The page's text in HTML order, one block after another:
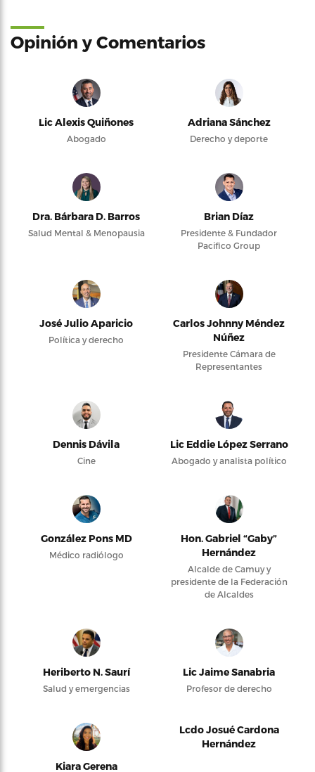
Opinión y Comentarios
Lic Alexis Quiñones
Abogado
Adriana Sánchez
Derecho y deporte
Dra. Bárbara D. Barros
Salud Mental & Menopausia
Brian Díaz
Presidente & Fundador
Pacifico Group
José Julio Aparicio
Política y derecho
Carlos Johnny Méndez
Núñez
Presidente Cámara de
Representantes
Dennis Dávila
Cine
Lic Eddie López Serrano
Abogado y analista político
González Pons MD
Médico radiólogo
Hon. Gabriel “Gaby”
Hernández
Alcalde de Camuy y
presidente de la Federación
de Alcaldes
Heriberto N. Saurí
Salud y emergencias
Lic Jaime Sanabria
Profesor de derecho
Kiara Gerena
Lcdo Josué Cardona
Hernández